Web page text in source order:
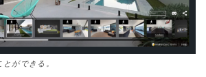
ができる。